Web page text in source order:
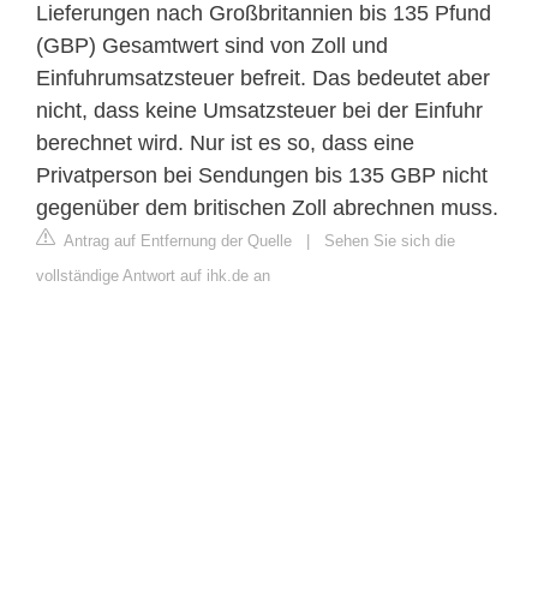
Lieferungen nach Großbritannien bis 135 Pfund
(GBP) Gesamtwert sind von Zoll und
Einfuhrumsatzsteuer befreit. Das bedeutet aber
nicht, dass keine Umsatzsteuer bei der Einfuhr
berechnet wird. Nur ist es so, dass eine
Privatperson bei Sendungen bis 135 GBP nicht
gegenüber dem britischen Zoll abrechnen muss.
Antrag auf Entfernung der Quelle | Sehen Sie sich die
vollständige Antwort auf ihk.de an